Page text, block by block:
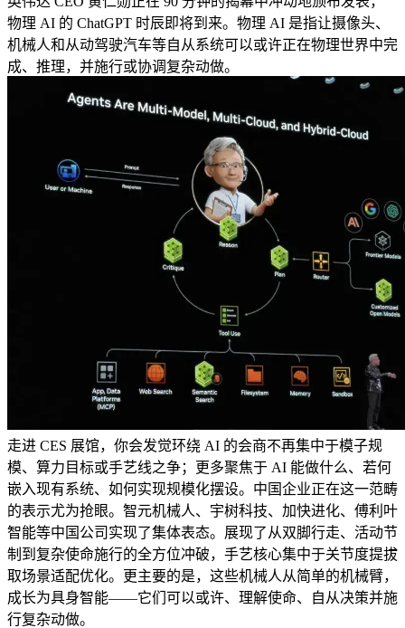
物理 AI 的 ChatGPT 时辰即将到来。物理 AI 是指让摄像头、
机械人和从动驾驶汽车等自从系统可以或许正在物理世界中完
成、推理，并施行或协调复杂动做。
走进 CES 展馆，你会发觉环绕 AI 的会商不再集中于模子规
模、算力目标或手艺线之争；更多聚焦于 AI 能做什么、若何
嵌入现有系统、如何实现规模化摆设。中国企业正在这一范畴
的表示尤为抢眼。智元机械人、宇树科技、加快进化、傅利叶
智能等中国公司实现了集体表态。展现了从双脚行走、活动节
制到复杂使命施行的全方位冲破，手艺核心集中于关节度提拔
取场景适配优化。更主要的是，这些机械人从简单的机械臂，
成长为具身智能——它们可以或许、理解使命、自从决策并施
行复杂动做。